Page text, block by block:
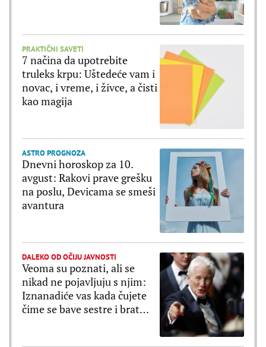
PRAKTIČNI SAVETI
7 načina da upotrebite
truleks krpu: Uštedeće vam i
novac, i vreme, i živce, a čisti
kao magija
ASTRO PROGNOZA
Dnevni horoskop za 10.
avgust: Rakovi prave grešku
na poslu, Devicama se smeši
avantura
DALEKO OD OČIJU JAVNOSTI
Veoma su poznati, ali se
nikad ne pojavljuju s njim:
Iznanadiće vas kada čujete
čime se bave sestre i brat